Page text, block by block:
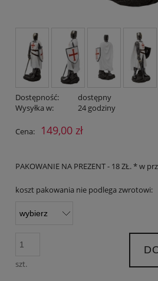
Dostępność:
dostępny
Wysyłka w:
24 godziny
Cena: 149,00 zł
PAKOWANIE NA PREZENT - 18 ZŁ. * w
koszt pakowania nie podlega zwrotowi:
szt.